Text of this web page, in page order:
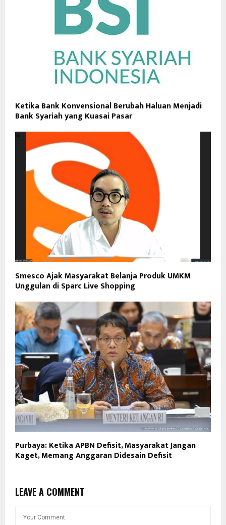
Ketika Bank Konvensional Berubah Haluan Menjadi
Bank Syariah yang Kuasai Pasar
Smesco Ajak Masyarakat Belanja Produk UMKM
Unggulan di Sparc Live Shopping
Purbaya: Ketika APBN Defisit, Masyarakat Jangan
Kaget, Memang Anggaran Didesain Defisit
LEAVE A COMMENT